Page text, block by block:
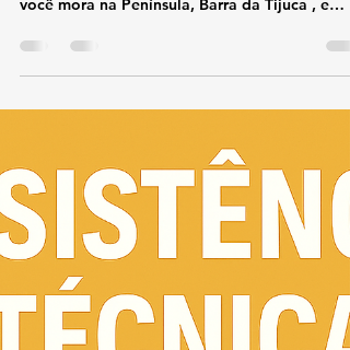
Península
TEL 21 987129298 📞 Telefone / WhatsApp: (21)
98712-9298🌐 Site: kozaquecedores.com.br Se
aquecedores Komeco , a KOZ Aquecedores é a
sua melhor opção.Oferecemos conserto,
instalação e manutenção preventiva de
aquecedores Komeco com técnicos
atendimento rápido e uso de peças originais ,
garantindo segurança e eficiência máxima
o seu equipamento. 🔧 Serviços espec